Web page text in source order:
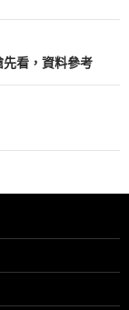
先看，資料參考